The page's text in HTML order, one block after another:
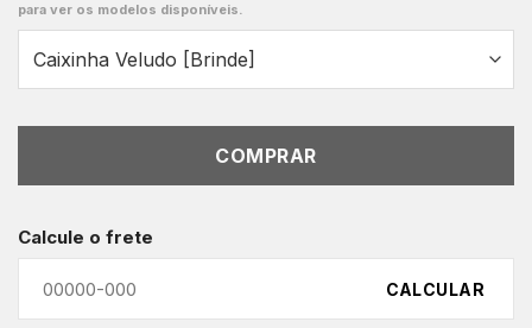
para ver os modelos disponíveis.
COMPRAR
Calcule o frete
CALCULAR